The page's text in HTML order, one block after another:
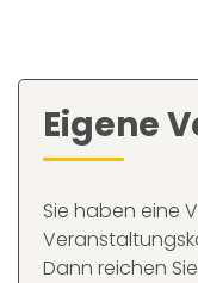
Eigene
Sie haben eine
Dann reichen